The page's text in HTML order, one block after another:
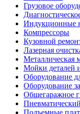
Грузовое
Индукционные
Компрессоры
Кузовной
Лазерная
Металлическая
Мойки деталей
Оборудование
Оборудование
Общегаражное
Подъемные